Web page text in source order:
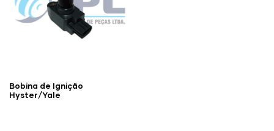
Bobina de Ignição
Hyster/Yale